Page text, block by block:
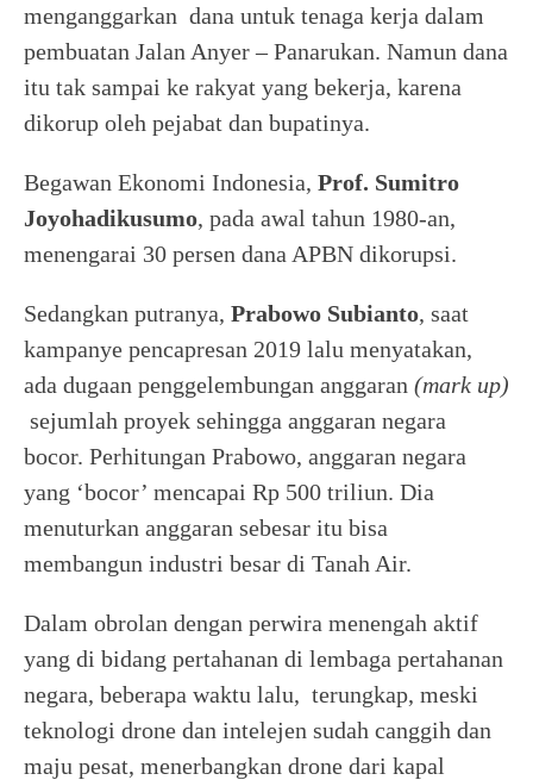
menganggarkan dana untuk tenaga kerja dalam
pembuatan Jalan Anyer – Panarukan. Namun dana
itu tak sampai ke rakyat yang bekerja, karena
dikorup oleh pejabat dan bupatinya.
Begawan Ekonomi Indonesia, Prof. Sumitro
Joyohadikusumo, pada awal tahun 1980-an,
menengarai 30 persen dana APBN dikorupsi.
Sedangkan putranya, Prabowo Subianto, saat
kampanye pencapresan 2019 lalu menyatakan,
ada dugaan penggelembungan anggaran (mark up)
sejumlah proyek sehingga anggaran negara
bocor. Perhitungan Prabowo, anggaran negara
yang ‘bocor’ mencapai Rp 500 triliun. Dia
menuturkan anggaran sebesar itu bisa
membangun industri besar di Tanah Air.
Dalam obrolan dengan perwira menengah aktif
yang di bidang pertahanan di lembaga pertahanan
negara, beberapa waktu lalu, terungkap, meski
teknologi drone dan intelejen sudah canggih dan
maju pesat, menerbangkan drone dari kapal